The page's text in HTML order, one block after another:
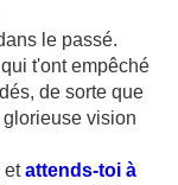
le passé.
t'ont empêché
de sorte que
vision
etattends-toi à